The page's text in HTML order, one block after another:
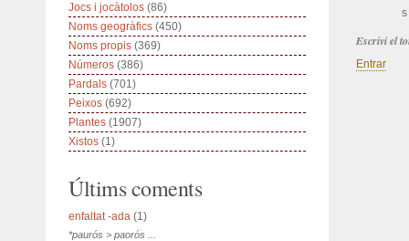
s
Escrivi el
Entrar
Jocs i jocàtolos (86)
Noms geogràfics (450)
Noms propis (369)
Números (386)
Pardals (701)
Peixos (692)
Plantes (1907)
Xistos (1)
Últims coments
enfaltat -ada (1)
*paurós > paorós ...